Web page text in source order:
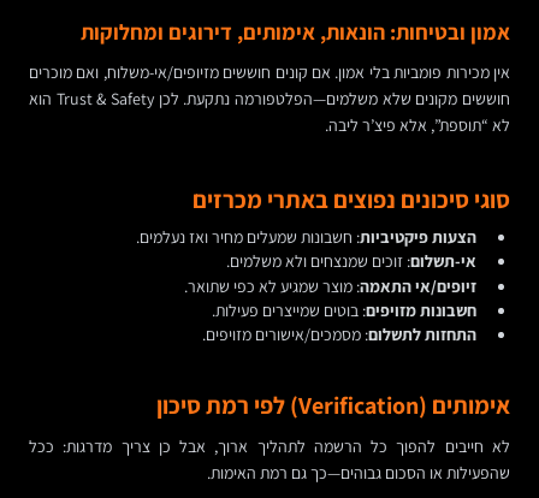
אמון ובטיחות: הונאות, אימותים, דירוגים ומחלוקות
אין מכירות פומביות בלי אמון. אם קונים חוששים מזיופים/אי-משלוח, ואם מוכרים
חוששים מקונים שלא משלמים—הפלטפורמה נתקעת. לכן Trust & Safety הוא
לא “תוספת”, אלא פיצ’ר ליבה.
סוגי סיכונים נפוצים באתרי מכרזים
הצעות פיקטיביות: חשבונות שמעלים מחיר ואז נעלמים.
אי-תשלום: זוכים שמנצחים ולא משלמים.
זיופים/אי התאמה: מוצר שמגיע לא כפי שתואר.
חשבונות מזויפים: בוטים שמייצרים פעילות.
התחזות לתשלום: מסמכים/אישורים מזויפים.
אימותים (Verification) לפי רמת סיכון
לא חייבים להפוך כל הרשמה לתהליך ארוך, אבל כן צריך מדרגות: ככל
שהפעילות או הסכום גבוהים—כך גם רמת האימות.